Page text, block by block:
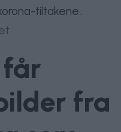
tiltakene..
fra